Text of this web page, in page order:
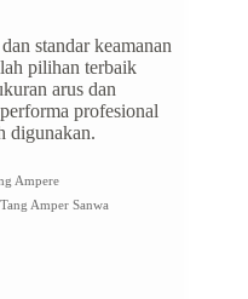
standar keamanan
pilihan terbaik
arus dan
profesional
digunakan.
Ampere
Tang Amper Sanwa